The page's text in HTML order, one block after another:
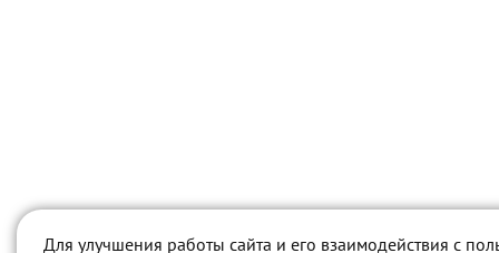
Для улучшения работы сайта и его взаимодействия с